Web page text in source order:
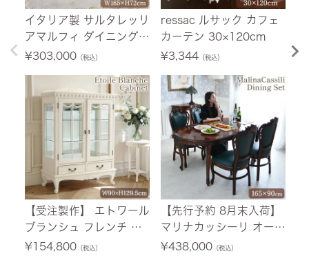
イタリア製 サルタレッリ
アマルフィ ダイニングテ
ーブル アイボリー 幅16
¥303,000（税込）
【受注製作】 エトワール
ブランシュ フレンチ デ
ィスプレイキャビネット
¥154,800（税込）
ressac ルサック カフェ
カーテン 30×120cm
¥3,344（税込）
【先行予約 8月末入荷】
マリナカッシーリ オーバ
ル ダイニングセット5P
¥438,000（税込）
¥